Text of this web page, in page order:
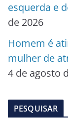
esquerda e
de 2026
Homem é
mulher de
4 de agosto
PESQUISAR